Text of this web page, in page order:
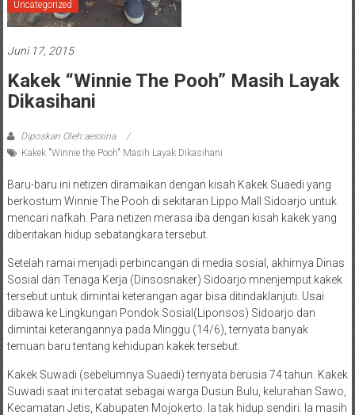
Uncategorized
Juni 17, 2015
Kakek “Winnie The Pooh” Masih Layak
Dikasihani
Diposkan Oleh:aessina
Kakek "Winnie the Pooh" Masih Layak Dikasihani
Baru-baru ini netizen diramaikan dengan kisah Kakek Suaedi yang
berkostum Winnie The Pooh di sekitaran Lippo Mall Sidoarjo untuk
mencari nafkah. Para netizen merasa iba dengan kisah kakek yang
diberitakan hidup sebatangkara tersebut.
Setelah ramai menjadi perbincangan di media sosial, akhirnya Dinas
Sosial dan Tenaga Kerja (Dinsosnaker) Sidoarjo mnenjemput kakek
tersebut untuk dimintai keterangan agar bisa ditindaklanjuti. Usai
dibawa ke Lingkungan Pondok Sosial(Liponsos) Sidoarjo dan
dimintai keterangannya pada Minggu (14/6), ternyata banyak
temuan baru tentang kehidupan kakek tersebut.
Kakek Suwadi (sebelumnya Suaedi) ternyata berusia 74 tahun. Kakek
Suwadi saat ini tercatat sebagai warga Dusun Bulu, kelurahan Sawo,
Kecamatan Jetis, Kabupaten Mojokerto. Ia tak hidup sendiri. Ia masih